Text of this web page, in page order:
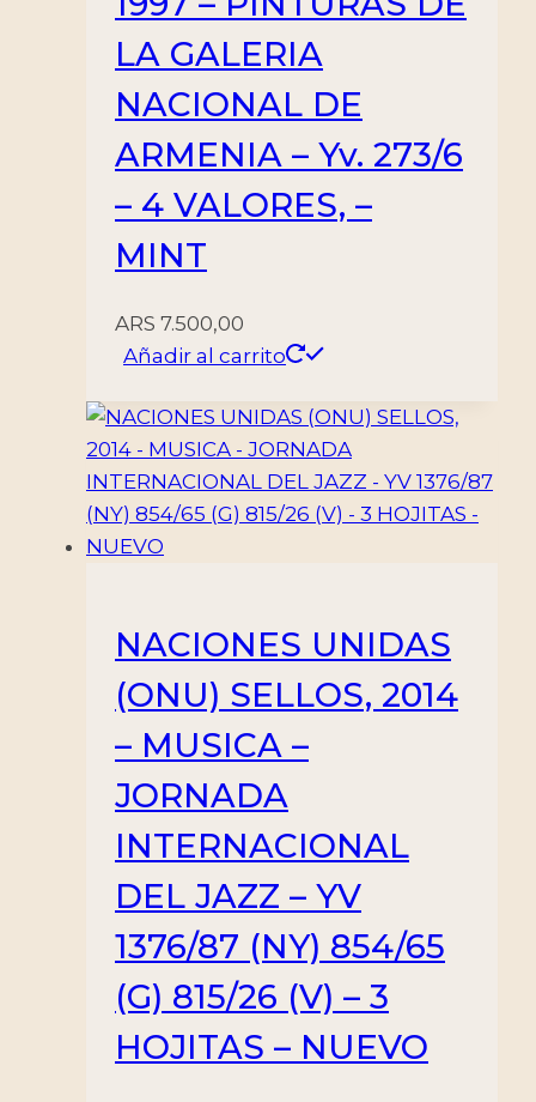
LA GALERIA
NACIONAL DE
ARMENIA – Yv. 273/6
– 4 VALORES, –
MINT
ARS 7.500,00
Añadir al carrito
NACIONES UNIDAS
(ONU) SELLOS, 2014
– MUSICA –
JORNADA
INTERNACIONAL
DEL JAZZ – YV
1376/87 (NY) 854/65
(G) 815/26 (V) – 3
HOJITAS – NUEVO